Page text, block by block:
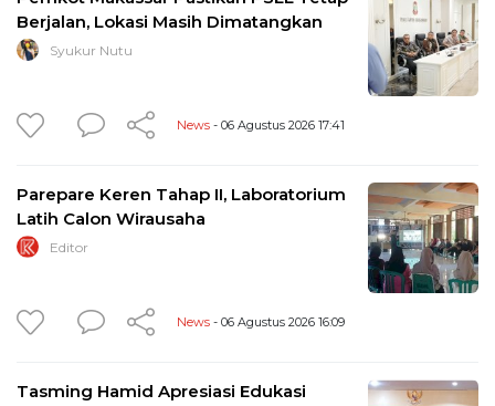
Berjalan, Lokasi Masih Dimatangkan
Syukur Nutu
News - 06 Agustus 2026 17:41
Parepare Keren Tahap II, Laboratorium
Latih Calon Wirausaha
Editor
News - 06 Agustus 2026 16:09
Tasming Hamid Apresiasi Edukasi